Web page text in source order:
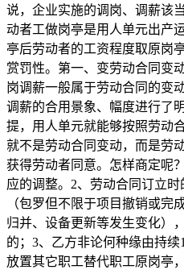
说，企业实施的调岗、调薪该
动者工做岗亭是用人单元出产
亭后劳动者的工资程度取原岗
赏罚性。第一、变劳动合同变
岗调薪一般属于劳动合同的变
调薪的合用景象、幅度进行了
提，用人单元就能够按照劳动
就不是劳动合同变动，而是劳
获得劳动者同意。怎样商定呢
应的调整。2、劳动合同订立
（包罗但不限于项目撤销或完
归并、设备更新等发生变化）
的；3、乙方非论何种缘由持
放置其它职工替代职工原岗亭